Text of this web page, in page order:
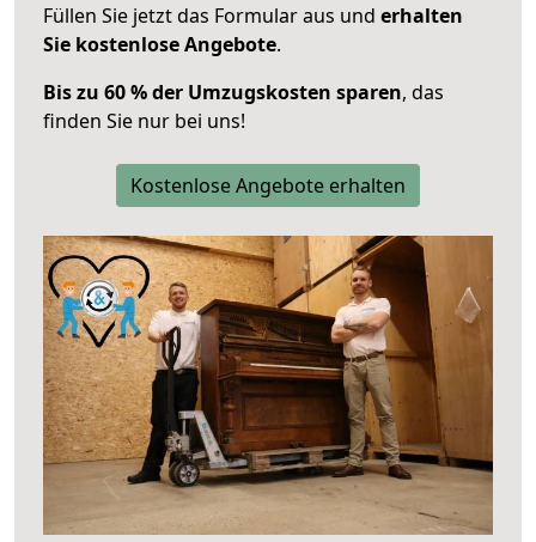
Füllen Sie jetzt das Formular aus und erhalten
Sie kostenlose Angebote.
Bis zu 60 % der Umzugskosten sparen, das
finden Sie nur bei uns!
Kostenlose Angebote erhalten